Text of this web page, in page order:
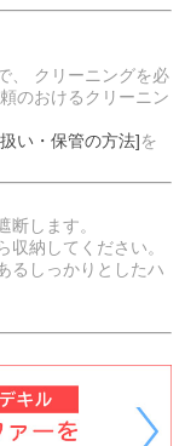
、 クリーニングを必
のおけるクリーニン
い・保管の方法]を
断します。
収納してください。
るしっかりとしたハ